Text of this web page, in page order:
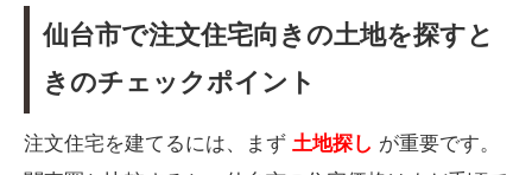
仙台市で注文住宅向きの土地を探すと
きのチェックポイント
注文住宅を建てるには、まず 土地探し が重要です。